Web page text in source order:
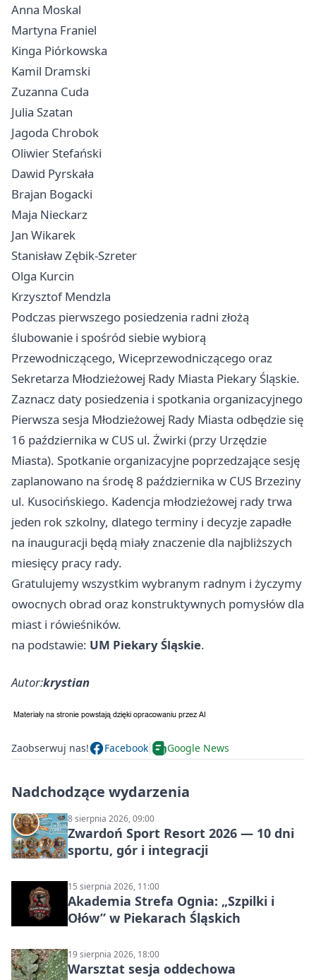
Anna Moskal
Martyna Franiel
Kinga Piórkowska
Kamil Dramski
Zuzanna Cuda
Julia Szatan
Jagoda Chrobok
Oliwier Stefański
Dawid Pyrskała
Brajan Bogacki
Maja Nieckarz
Jan Wikarek
Stanisław Zębik-Szreter
Olga Kurcin
Krzysztof Mendzla
Podczas pierwszego posiedzenia radni złożą
ślubowanie i spośród siebie wybiorą
Przewodniczącego, Wiceprzewodniczącego oraz
Sekretarza Młodzieżowej Rady Miasta Piekary Śląskie.
Zaznacz daty posiedzenia i spotkania organizacyjnego
Pierwsza sesja Młodzieżowej Rady Miasta odbędzie się
16 października w CUS ul. Żwirki (przy Urzędzie
Miasta). Spotkanie organizacyjne poprzedzające sesję
zaplanowano na środę 8 października w CUS Brzeziny
ul. Kusocińskiego. Kadencja młodzieżowej rady trwa
jeden rok szkolny, dlatego terminy i decyzje zapadłe
na inauguracji będą miały znaczenie dla najbliższych
miesięcy pracy rady.
Gratulujemy wszystkim wybranym radnym i życzymy
owocnych obrad oraz konstruktywnych pomysłów dla
miast i rówieśników.
na podstawie: UM Piekary Śląskie.
Autor:krystian
Zaobserwuj nas! Facebook Google News
Nadchodzące wydarzenia
8 sierpnia 2026, 09:00
Zwardoń Sport Resort 2026 — 10 dni
sportu, gór i integracji
15 sierpnia 2026, 11:00
Akademia Strefa Ognia: „Szpilki i
Ołów” w Piekarach Śląskich
19 sierpnia 2026, 18:00
Warsztat sesja oddechowa